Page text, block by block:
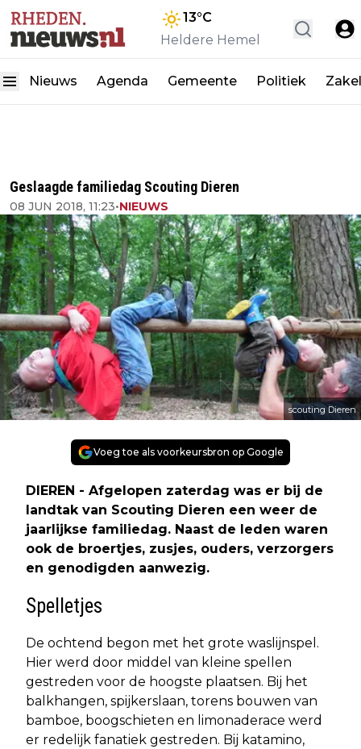
13°C
Heldere Hemel
Nieuws Agenda Gemeente Politiek
Geslaagde familiedag Scouting Dieren
08 JUN 2018, 11:23•NIEUWS
scouting Dieren
Voeg toe als voorkeursbron op Google
DIEREN - Afgelopen zaterdag was er bij de
landtak van Scouting Dieren een weer de
jaarlijkse familiedag. Naast de leden waren
ook de broertjes, zusjes, ouders, verzorgers
en genodigden aanwezig.
Spelletjes
De ochtend begon met het grote waslijnspel.
Hier werd door middel van kleine spellen
gestreden voor de hoogste plaatsen. Bij het
balkhangen, spijkerslaan, torens bouwen van
bamboe, boogschieten en limonaderace werd
er redelijk fanatiek gestreden. Bij katamino,